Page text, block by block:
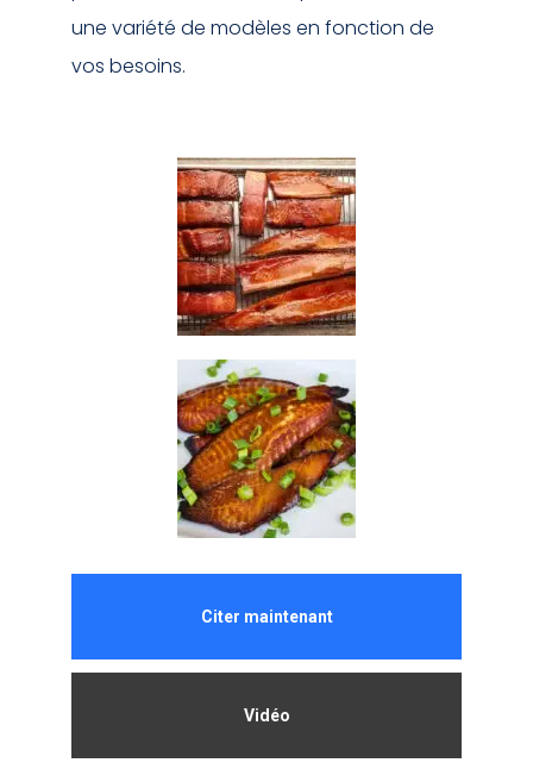
une variété de modèles en fonction de
vos besoins.
Citer maintenant
Vidéo